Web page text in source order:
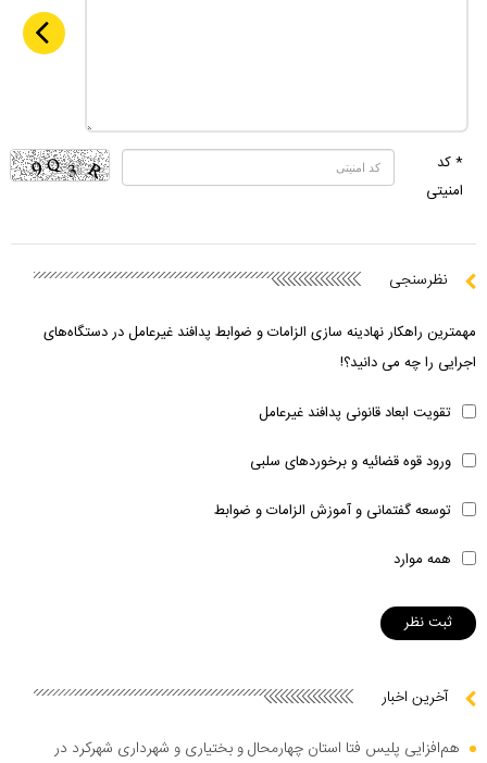
* کد
امنیتی
نظرسنجی
مهمترین راهکار نهادینه سازی الزامات و ضوابط پدافند غیرعامل در دستگاه‌های
اجرایی را چه می دانید؟!
تقویت ابعاد قانونی پدافند غیرعامل
ورود قوه قضائیه و برخوردهای سلبی
توسعه گفتمانی و آموزش الزامات و ضوابط
همه موارد
آخرین اخبار
هم‌افزایی پلیس فتا استان چهارمحال و بختیاری و شهرداری شهرکرد در